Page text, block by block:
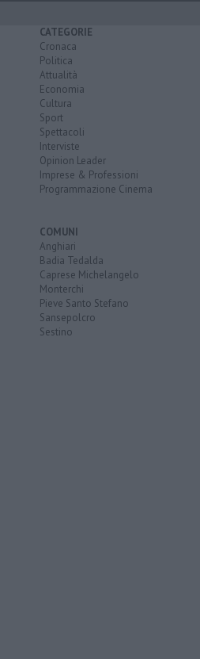
CATEGORIE
Cronaca
Politica
Attualità
Economia
Cultura
Sport
Spettacoli
Interviste
Opinion Leader
Imprese & Professioni
Programmazione Cinema
COMUNI
Anghiari
Badia Tedalda
Caprese Michelangelo
Monterchi
Pieve Santo Stefano
Sansepolcro
Sestino